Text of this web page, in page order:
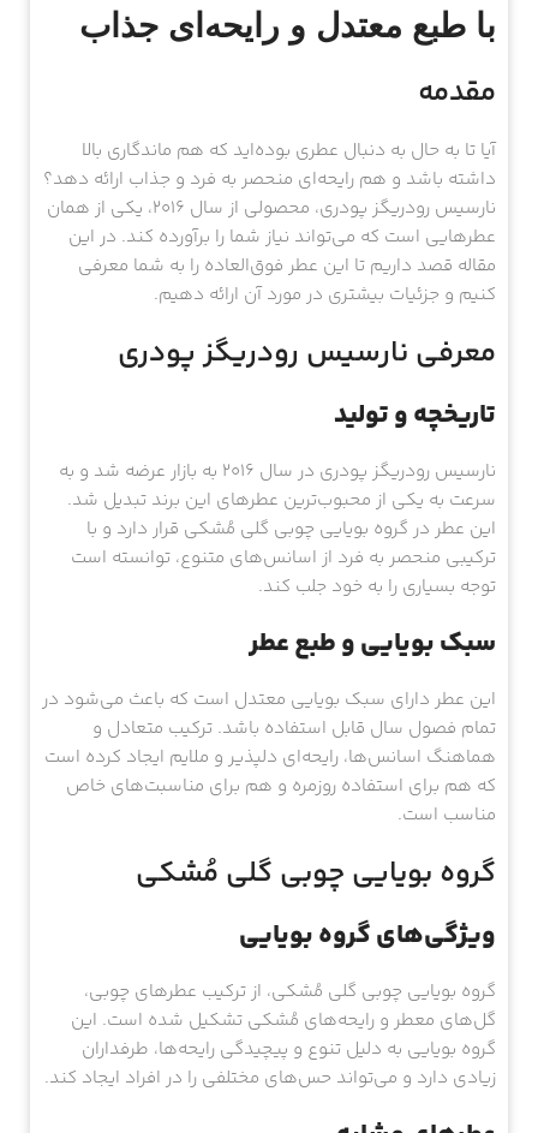
با طبع معتدل و رایحه‌ای جذاب
مقدمه
آیا تا به حال به دنبال عطری بوده‌اید که هم ماندگاری بالا
داشته باشد و هم رایحه‌ای منحصر به فرد و جذاب ارائه دهد؟
نارسیس رودریگز پودری، محصولی از سال 2016، یکی از همان
عطرهایی است که می‌تواند نیاز شما را برآورده کند. در این
مقاله قصد داریم تا این عطر فوق‌العاده را به شما معرفی
کنیم و جزئیات بیشتری در مورد آن ارائه دهیم.
معرفی نارسیس رودریگز پودری
تاریخچه و تولید
نارسیس رودریگز پودری در سال 2016 به بازار عرضه شد و به
سرعت به یکی از محبوب‌ترین عطرهای این برند تبدیل شد.
این عطر در گروه بویایی چوبی گلی مُشکی قرار دارد و با
ترکیبی منحصر به فرد از اسانس‌های متنوع، توانسته است
توجه بسیاری را به خود جلب کند.
سبک بویایی و طبع عطر
این عطر دارای سبک بویایی معتدل است که باعث می‌شود در
تمام فصول سال قابل استفاده باشد. ترکیب متعادل و
هماهنگ اسانس‌ها، رایحه‌ای دلپذیر و ملایم ایجاد کرده است
که هم برای استفاده روزمره و هم برای مناسبت‌های خاص
مناسب است.
گروه بویایی چوبی گلی مُشکی
ویژگی‌های گروه بویایی
گروه بویایی چوبی گلی مُشکی، از ترکیب عطرهای چوبی،
گل‌های معطر و رایحه‌های مُشکی تشکیل شده است. این
گروه بویایی به دلیل تنوع و پیچیدگی رایحه‌ها، طرفداران
زیادی دارد و می‌تواند حس‌های مختلفی را در افراد ایجاد کند.